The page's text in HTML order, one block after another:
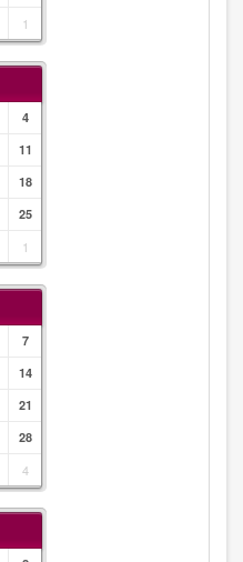
1
4
11
18
25
1
7
14
21
28
4